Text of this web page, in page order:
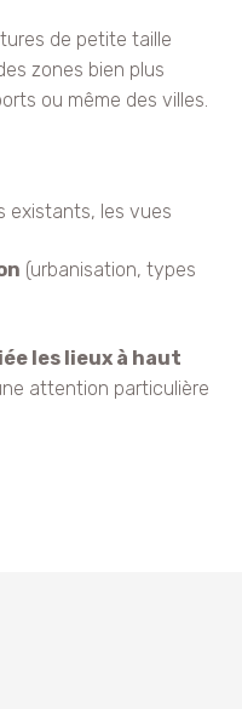
de petite taille
zones bien plus
ou même des villes.
existants, les vues
(urbanisation, types
les lieux à haut
attention particulière